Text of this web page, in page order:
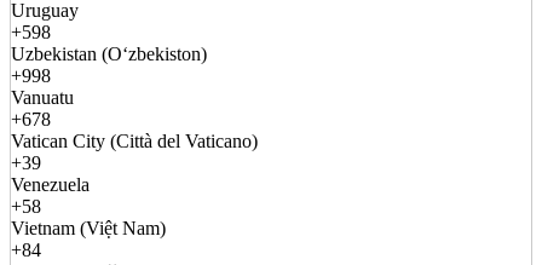
Uruguay
+598
Uzbekistan (Oʻzbekiston)
+998
Vanuatu
+678
Vatican City (Città del Vaticano)
+39
Venezuela
+58
Vietnam (Việt Nam)
+84